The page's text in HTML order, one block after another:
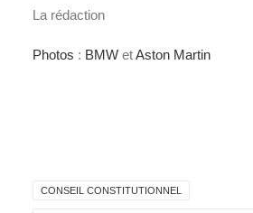
La rédaction
Photos : BMW etAston Martin
CONSEIL CONSTITUTIONNEL